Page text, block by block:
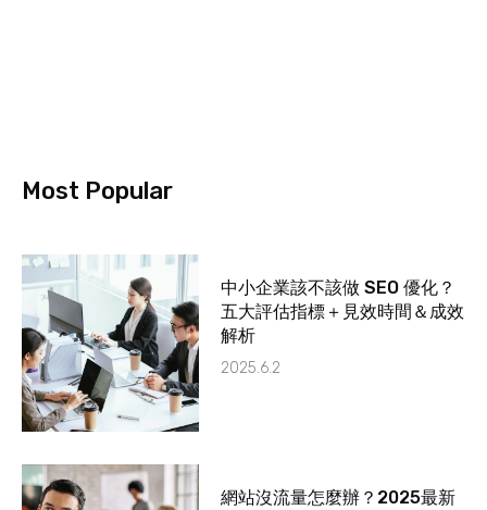
Most Popular
中小企業該不該做 SEO 優化？
五大評估指標＋見效時間＆成效
解析
2025.6.2
網站沒流量怎麼辦？2025最新